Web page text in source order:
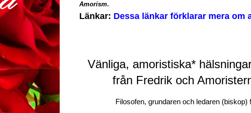
Amorism.
Länkar: Dessa länkar förklarar mera om
Vänliga, amoristiska*
från Fredrik och
Filosofen, grundaren och ledaren (biskop)